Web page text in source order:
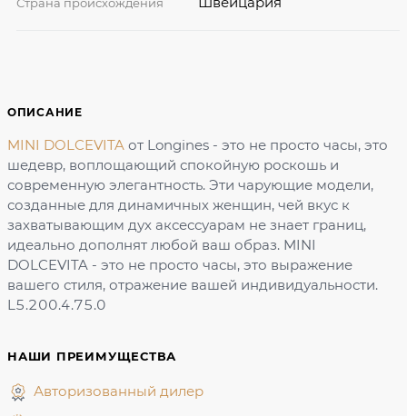
ОПИСАНИЕ
MINI DOLCEVITA от Longines - это не просто часы, это
шедевр, воплощающий спокойную роскошь и
современную элегантность. Эти чарующие модели,
созданные для динамичных женщин, чей вкус к
захватывающим дух аксессуарам не знает границ,
идеально дополнят любой ваш образ. MINI
DOLCEVITA - это не просто часы, это выражение
вашего стиля, отражение вашей индивидуальности.
L5.200.4.75.0
НАШИ ПРЕИМУЩЕСТВА
Авторизованный дилер